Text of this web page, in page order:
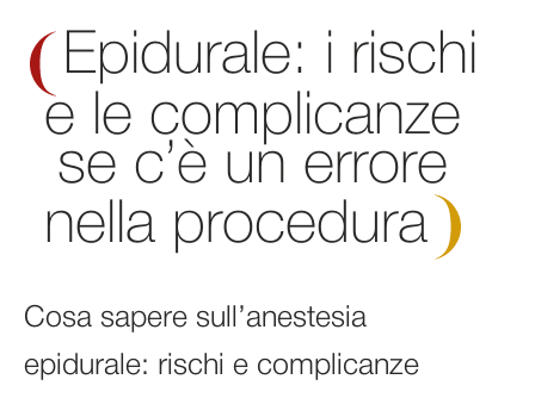
Epidurale: i rischi
e le complicanze
se c’è un errore
nella procedura
Cosa sapere sull’anestesia
epidurale: rischi e complicanze